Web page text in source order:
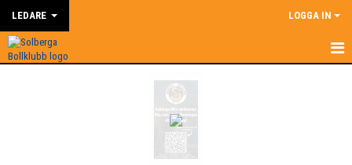
LEDARE LOGGA IN